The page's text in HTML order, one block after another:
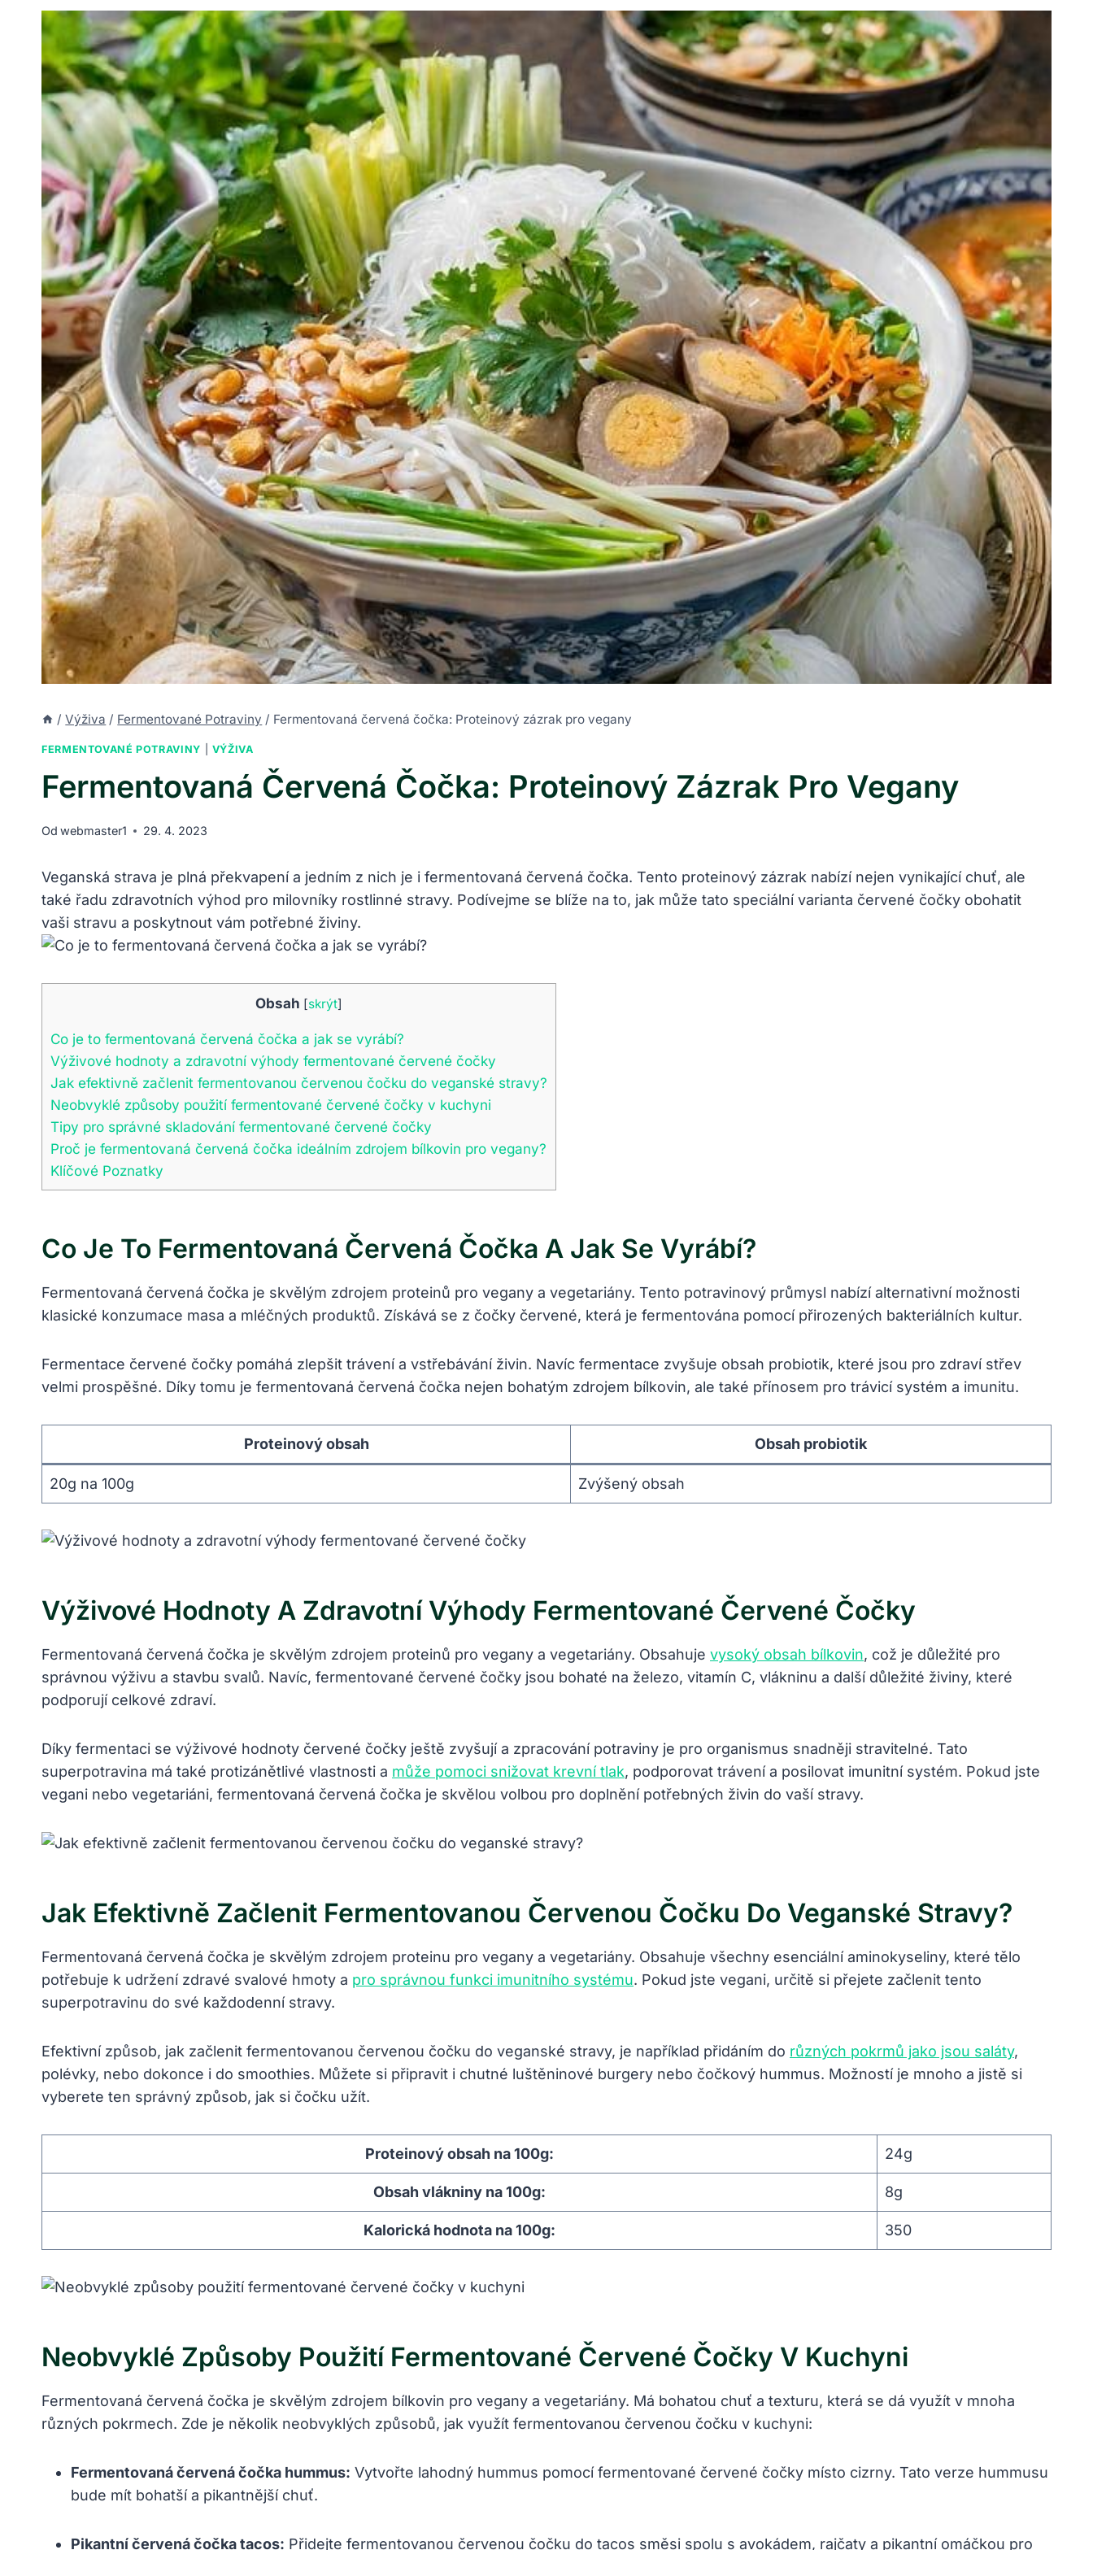
/ Výživa / Fermentované Potraviny / Fermentovaná červená čočka: Proteinový zázrak pro vegany
FERMENTOVANÉ POTRAVINY VÝŽIVA
Fermentovaná Červená Čočka: Proteinový Zázrak Pro Vegany
Od webmaster1 29. 4. 2023
Veganská strava je plná překvapení a jedním z nich je i fermentovaná červená čočka. Tento proteinový zázrak nabízí nejen vynikající chuť, ale
také řadu zdravotních výhod pro milovníky rostlinné stravy. Podívejme se blíže na to, jak může tato speciální varianta červené čočky obohatit
vaši stravu a poskytnout vám potřebné živiny.
Obsah [skrýt]
Co je to fermentovaná červená čočka a jak se vyrábí?
Výživové hodnoty a zdravotní výhody fermentované červené čočky
Jak efektivně začlenit fermentovanou červenou čočku do veganské stravy?
Neobvyklé způsoby použití fermentované červené čočky v kuchyni
Tipy pro správné skladování fermentované červené čočky
Proč je fermentovaná červená čočka ideálním zdrojem bílkovin pro vegany?
Klíčové Poznatky
Co Je To Fermentovaná Červená Čočka A Jak Se Vyrábí?
Fermentovaná červená čočka je skvělým zdrojem proteinů pro vegany a vegetariány. Tento potravinový průmysl nabízí alternativní možnosti
klasické konzumace masa a mléčných produktů. Získává se z čočky červené, která je fermentována pomocí přirozených bakteriálních kultur.
Fermentace červené čočky pomáhá zlepšit trávení a vstřebávání živin. Navíc fermentace zvyšuje obsah probiotik, které jsou pro zdraví střev
velmi prospěšné. Díky tomu je fermentovaná červená čočka nejen bohatým zdrojem bílkovin, ale také přínosem pro trávicí systém a imunitu.
Proteinový obsah Obsah probiotik
20g na 100g Zvýšený obsah
Výživové Hodnoty A Zdravotní Výhody Fermentované Červené Čočky
Fermentovaná červená čočka je skvělým zdrojem proteinů pro vegany a vegetariány. Obsahuje vysoký obsah bílkovin, což je důležité pro
správnou výživu a stavbu svalů. Navíc, fermentované červené čočky jsou bohaté na železo, vitamín C, vlákninu a další důležité živiny, které
podporují celkové zdraví.
Díky fermentaci se výživové hodnoty červené čočky ještě zvyšují a zpracování potraviny je pro organismus snadněji stravitelné. Tato
superpotravina má také protizánětlivé vlastnosti a může pomoci snižovat krevní tlak, podporovat trávení a posilovat imunitní systém. Pokud jste
vegani nebo vegetariáni, fermentovaná červená čočka je skvělou volbou pro doplnění potřebných živin do vaší stravy.
Jak Efektivně Začlenit Fermentovanou Červenou Čočku Do Veganské Stravy?
Fermentovaná červená čočka je skvělým zdrojem proteinu pro vegany a vegetariány. Obsahuje všechny esenciální aminokyseliny, které tělo
potřebuje k udržení zdravé svalové hmoty a pro správnou funkci imunitního systému. Pokud jste vegani, určitě si přejete začlenit tento
superpotravinu do své každodenní stravy.
Efektivní způsob, jak začlenit fermentovanou červenou čočku do veganské stravy, je například přidáním do různých pokrmů jako jsou saláty,
polévky, nebo dokonce i do smoothies. Můžete si připravit i chutné luštěninové burgery nebo čočkový hummus. Možností je mnoho a jistě si
vyberete ten správný způsob, jak si čočku užít.
Proteinový obsah na 100g: 24g
Obsah vlákniny na 100g: 8g
Kalorická hodnota na 100g: 350
Neobvyklé Způsoby Použití Fermentované Červené Čočky V Kuchyni
Fermentovaná červená čočka je skvělým zdrojem bílkovin pro vegany a vegetariány. Má bohatou chuť a texturu, která se dá využít v mnoha
různých pokrmech. Zde je několik neobvyklých způsobů, jak využít fermentovanou červenou čočku v kuchyni:
Fermentovaná červená čočka hummus: Vytvořte lahodný hummus pomocí fermentované červené čočky místo cizrny. Tato verze hummusu
bude mít bohatší a pikantnější chuť.
Pikantní červená čočka tacos: Přidejte fermentovanou červenou čočku do tacos směsi spolu s avokádem, rajčaty a pikantní omáčkou pro